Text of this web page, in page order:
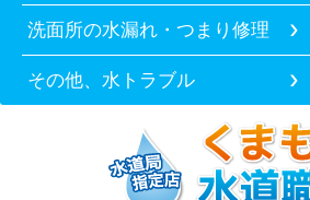
洗面所の水漏れ・つまり修理
その他、水トラブル